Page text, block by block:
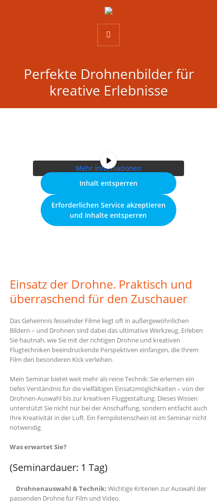
Perfekte Drohnenbilder für
kreative Erlebnisse
weitergegeben werden.
Mehr Informationen
Inhalt entsperren
Erforderlichen Service akzeptieren
und Inhalte entsperren
Einsatz der Drohne. Praktisch und
überraschend für den Zuschauer
Das Geheimnis fesselnder Filme liegt oft in außergewöhnlichen
Bildern – und Drohnen sind dabei das ultimative Werkzeug. Erleben
Sie hautnah, wie Sie mit der richtigen Drohne und kreativen
Flugtechniken beeindruckende Perspektiven einfangen, die Ihrem
Film den besonderen Kick verleihen.
Mein Seminar bietet weit mehr als reine Technik: Sie erlernen ein
tiefes Verständnis für die vielfältigen Einsatzmöglichkeiten – von der
Drohnen-Auswahl bis zur kreativen Fluggestaltung. Dieses Wissen
unterstützt Sie nicht nur bei der Anschaffung, sondern entfacht auch
Ihre Kreativität in der Luft. Ein Fernpilotenschein ist im Seminar nicht
notwendig
Was erwartet Sie?
(Seminardauer: 1 Tag)
Drohnenauswahl & Technik: Wichtige Kriterien zur Auswahl der
passenden Drohne für Film und Video.